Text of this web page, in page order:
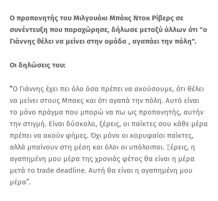
Ο προπονητής του Μιλγουόκι Μπάκς Ντοκ Ρίβερς σε
συνέντευξη που παραχώρησε, δήλωσε μεταξύ άλλων ότι "ο
Γιάννης θέλει να μείνει στην ομάδα , αγαπάει την πόλη".
Οι δηλώσεις του:
“Ο Γιάννης έχει πει όλο όσα πρέπει να ακούσουμε, ότι θέλει
να μείνει στους Μπακς και ότι αγαπά την πόλη. Αυτό είναι
το μόνο πράγμα που μπορώ να πω ως προπονητής, αυτήν
την στιγμή. Είναι δύσκολο, ξέρεις, οι παίκτες σου κάθε μέρα
πρέπει να ακούν φήμες. Όχι μόνο οι κορυφαίοι παίκτες,
αλλά μπαίνουν στη μέση και όλοι οι υπόλοιποι. Ξέρεις, η
αγαπημένη μου μέρα της χρονιάς φέτος θα είναι η μέρα
μετά το trade deadline. Αυτή θα είναι η αγαπημένη μου
μέρα”.